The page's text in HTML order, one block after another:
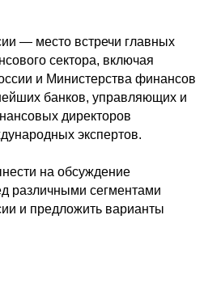
— место встречи главных
сектора, включая
и Министерства финансов
банков, управляющих и
директоров
экспертов.
на обсуждение
различными сегментами
и предложить варианты